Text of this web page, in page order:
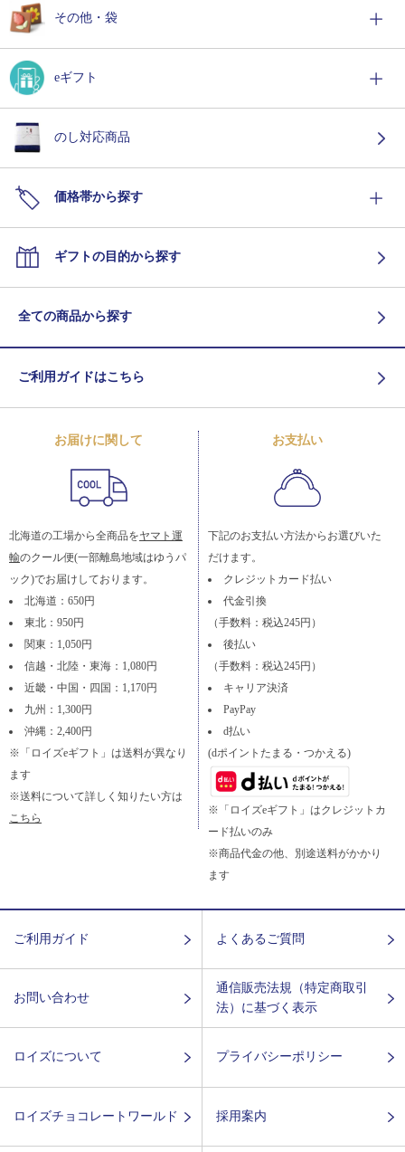
その他・袋
eギフト
のし対応商品
価格帯から探す
ギフトの目的から探す
全ての商品から探す
ご利用ガイドはこちら
お届けに関して
北海道の工場から全商品をヤマト運
輸のクール便(一部離島地域はゆうパ
ック)でお届けしております。
北海道：650円
東北：950円
関東：1,050円
信越・北陸・東海：1,080円
近畿・中国・四国：1,170円
九州：1,300円
沖縄：2,400円
※「ロイズeギフト」は送料が異なり
ます
※送料について詳しく知りたい方は
こちら
お支払い
下記のお支払い方法からお選びいた
だけます。
クレジットカード払い
代金引換
（手数料：税込245円）
後払い
（手数料：税込245円）
キャリア決済
PayPay
d払い
(dポイントたまる・つかえる)
※「ロイズeギフト」はクレジットカ
ード払いのみ
※商品代金の他、別途送料がかかり
ます
ご利用ガイド よくあるご質問
お問い合わせ
通信販売法規（特定商取引
法）に基づく表示
ロイズについて プライバシーポリシー
ロイズチョコレートワールド 採用案内